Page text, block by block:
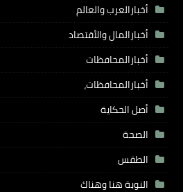
أخبارالعرب والعالم
أخبارالمال والأقتصاد
أخبارالمحافظات
أخبارالمحافظات،
أصل الحكاية
الصحة
الطقس
النوبة هنا وهناك